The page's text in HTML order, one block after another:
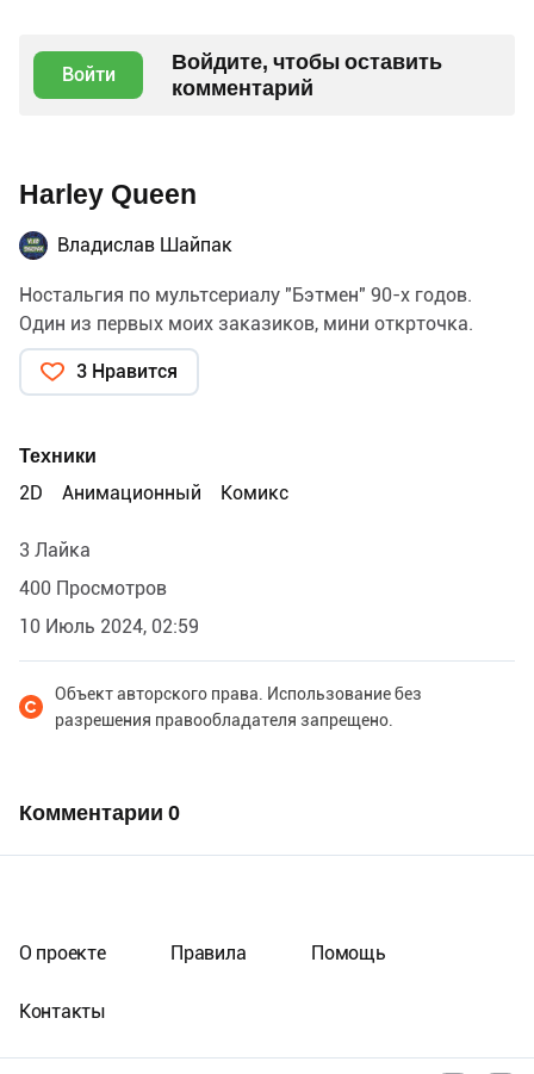
Войти
Войдите, чтобы оставить
комментарий
Harley Queen
Владислав Шайпак
Ностальгия по мультсериалу "Бэтмен" 90-х годов.
Один из первых моих заказиков, мини открточка.
3 Нравится
Техники
2D
Анимационный Комикс
3 Лайка
400 Просмотров
10 Июль 2024, 02:59
Объект авторского права. Использование без
разрешения правообладателя запрещено.
Комментарии 0
О проекте Правила Помощь
Контакты